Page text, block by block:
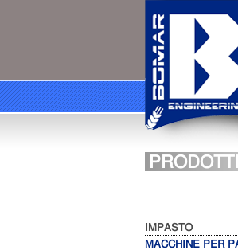
IMPASTO
MACCHINE PER